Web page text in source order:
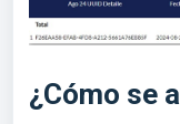
¿Cómo se